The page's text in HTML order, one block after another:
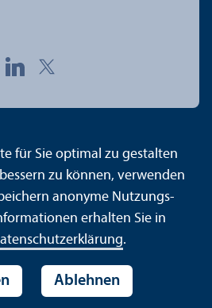
Datenschutz
Barrierefreiheit
Leichte Sprache
Sitemap
Sicherheit und Notfälle
für Sie optimal zu gestalten
zu können, verwenden
anonyme Nutzungs­
erhalten Sie in
.
Ablehnen